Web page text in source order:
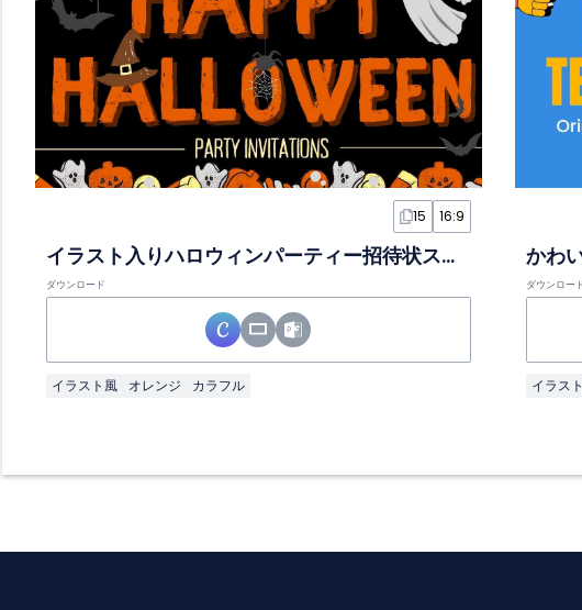
15 16:9
イラスト入りハロウィンパーティー招待状スライド
ダウンロード
イラスト風 オレンジ カラフル
かわ
ダウンロー
イラス